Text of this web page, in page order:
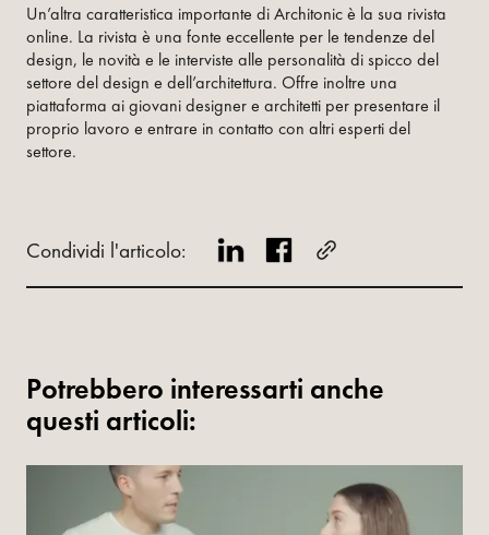
Un’altra caratteristica importante di Architonic è la sua rivista
online. La rivista è una fonte eccellente per le tendenze del
design, le novità e le interviste alle personalità di spicco del
settore del design e dell’architettura. Offre inoltre una
piattaforma ai giovani designer e architetti per presentare il
proprio lavoro e entrare in contatto con altri esperti del
settore.
Condividi l'articolo:
Potrebbero interessarti anche
questi articoli: